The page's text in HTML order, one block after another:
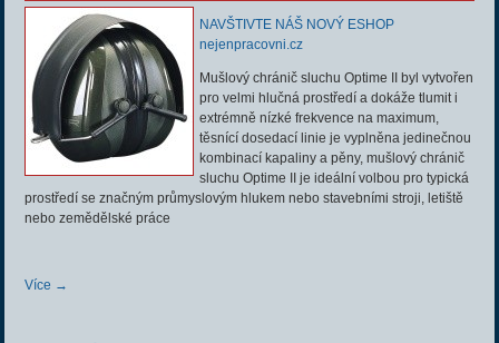
NAVŠTIVTE NÁŠ NOVÝ ESHOP
nejenpracovni.cz
Mušlový chránič sluchu Optime II byl vytvořen
pro velmi hlučná prostředí a dokáže tlumit i
extrémně nízké frekvence na maximum,
těsnící dosedací linie je vyplněna jedinečnou
kombinací kapaliny a pěny, mušlový chránič
sluchu Optime II je ideální volbou pro typická
prostředí se značným průmyslovým hlukem nebo stavebními stroji, letiště
nebo zemědělské práce
Více →